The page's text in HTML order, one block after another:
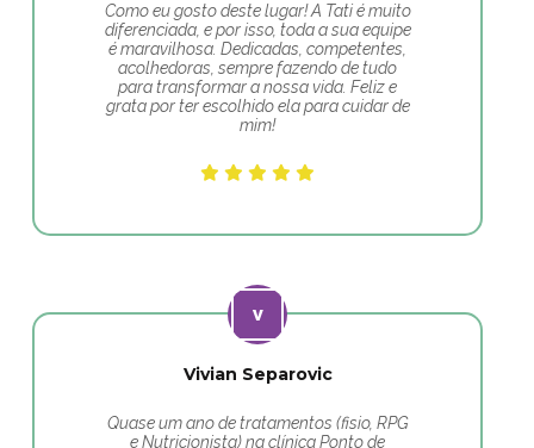
Como eu gosto deste lugar! A Tati é muito
diferenciada, e por isso, toda a sua equipe
é maravilhosa. Dedicadas, competentes,
acolhedoras, sempre fazendo de tudo
para transformar a nossa vida. Feliz e
grata por ter escolhido ela para cuidar de
mim!
Vivian Separovic
Quase um ano de tratamentos (fisio, RPG
e Nutricionista) na clínica Ponto de